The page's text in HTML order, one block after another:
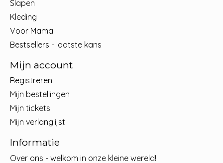
Slapen
Kleding
Voor Mama
Bestsellers - laatste kans
Mijn account
Registreren
Mijn bestellingen
Mijn tickets
Mijn verlanglijst
Informatie
Over ons - welkom in onze kleine wereld!